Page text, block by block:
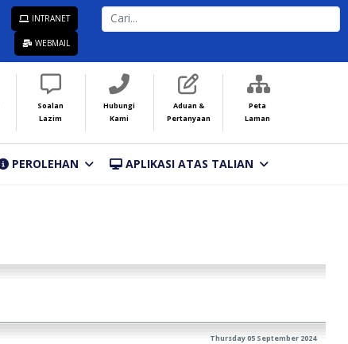
INTRANET
WEBMAIL
CARI...
Soalan
Lazim
Hubungi
Kami
Aduan &
Pertanyaan
Peta
Laman
PEROLEHAN APLIKASI ATAS TALIAN
Thursday 05 September 2024